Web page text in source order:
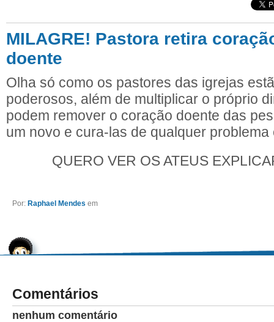
MILAGRE! Pastora retira
doente
Olha só como os pastores das igrejas
poderosos, além de multiplicar o próprio
podem remover o coração doente das
um novo e cura-las de qualquer problema
QUERO VER OS ATEUS
Por: Raphael Mendes em
Comentários
nenhum comentário